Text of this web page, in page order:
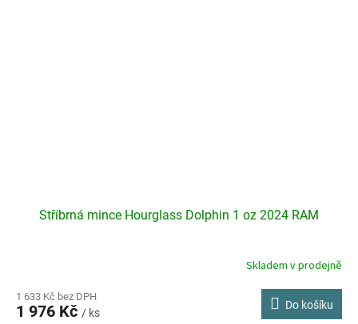
Stříbrná mince Hourglass Dolphin 1 oz 2024 RAM
Skladem v prodejně
1 633 Kč bez DPH
1 976 Kč / ks
Do košíku